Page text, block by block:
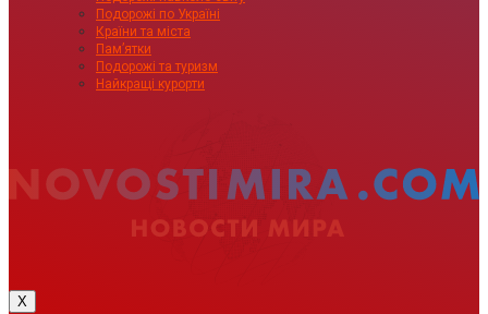
Подорожі по Україні
Країни та міста
Пам’ятки
Подорожі та туризм
Найкращі курорти
X